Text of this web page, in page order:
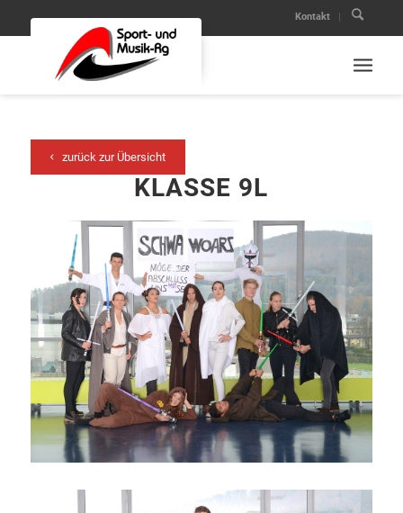
Kontakt
zurück zur Übersicht
KLASSE 9L